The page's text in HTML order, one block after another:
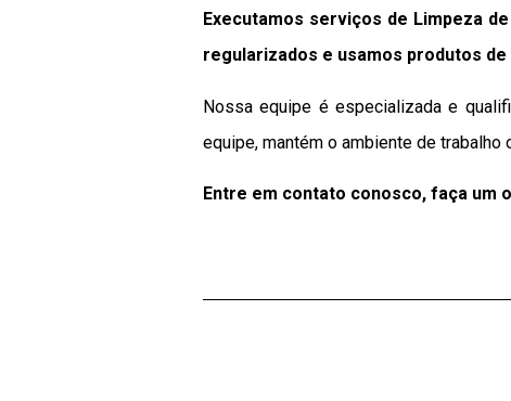
Executamos serviços de Limpeza
regularizados e usamos produtos de
Nossa equipe é especializada e
equipe, mantém o ambiente de
Entre em contato conosco, faça um